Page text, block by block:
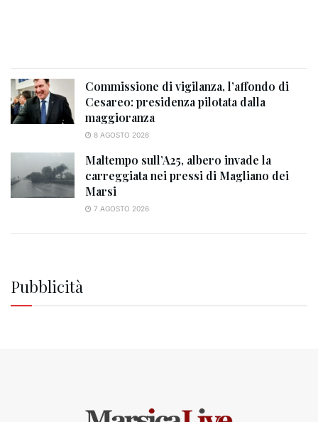
Commissione di vigilanza, l’affondo di
Cesareo: presidenza pilotata dalla
maggioranza
8 AGOSTO 2026
Maltempo sull’A25, albero invade la
carreggiata nei pressi di Magliano dei
Marsi
7 AGOSTO 2026
Pubblicità